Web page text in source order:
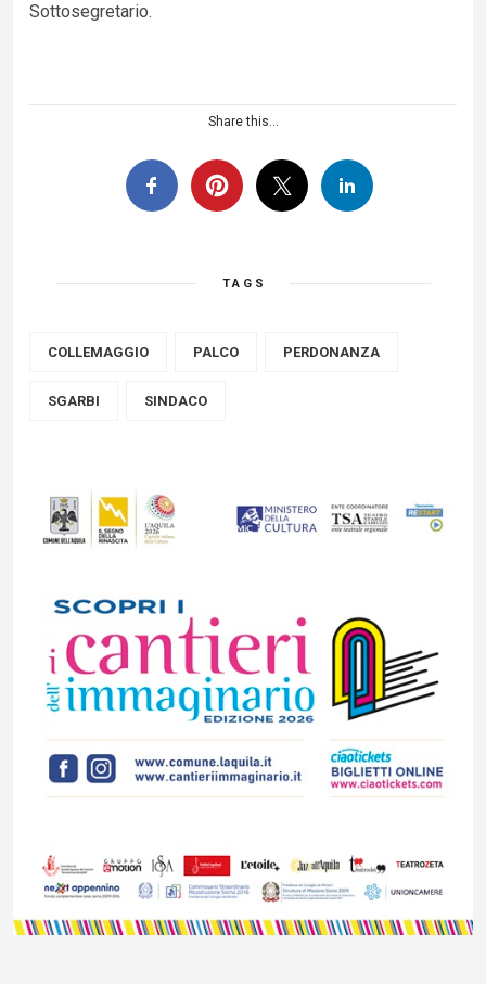
Sottosegretario.
Share this...
TAGS
COLLEMAGGIO PALCO PERDONANZA
SGARBI SINDACO